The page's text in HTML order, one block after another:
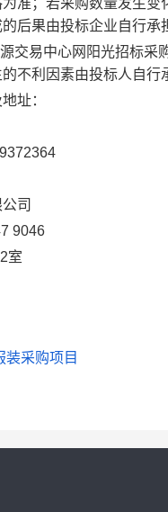
准；若采购数量发生
后果由投标企业自行承
交易中心网阳光招标
不利因素由投标人自行
址：
72364
司
9046
室
装采购项目